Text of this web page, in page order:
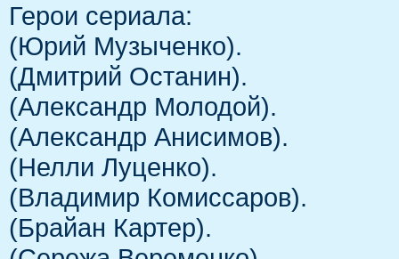
Герои сериала:
(Юрий Музыченко).
(Дмитрий Останин).
(Александр Молодой).
(Александр Анисимов).
(Нелли Луценко).
(Владимир Комиссаров).
(Брайан Картер).